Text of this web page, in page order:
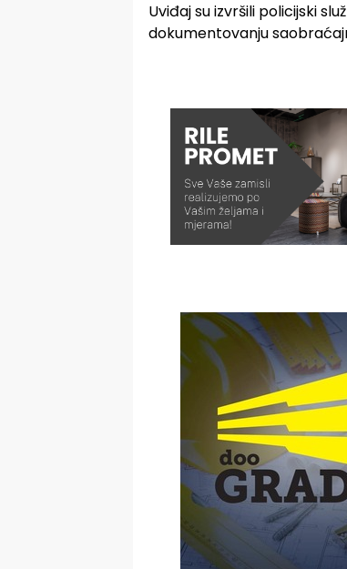
Uviđaj su izvršili policijski
dokumentovanju